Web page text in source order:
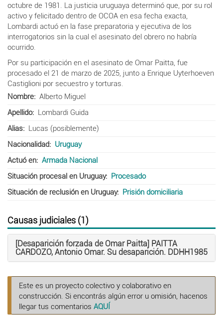
octubre de 1981. La justicia uruguaya determinó que, por su rol
activo y felicitado dentro de OCOA en esa fecha exacta,
Lombardi actuó en la fase preparatoria y ejecutiva de los
interrogatorios sin la cual el asesinato del obrero no habría
ocurrido.
Por su participación en el asesinato de Omar Paitta, fue
procesado el 21 de marzo de 2025, junto a Enrique Uyterhoeven
Castiglioni por secuestro y torturas.
Nombre
Alberto Miguel
Apellido
Lombardi Guida
Alias
Lucas (posiblemente)
Nacionalidad
Uruguay
Actuó en
Armada Nacional
Situación procesal en Uruguay
Procesado
Situación de reclusión en Uruguay
Prisión domiciliaria
Causas judiciales (1)
[Desaparición forzada de Omar Paitta] PAITTA
CARDOZO, Antonio Omar. Su desaparición. DDHH1985
Este es un proyecto colectivo y colaborativo en
construcción. Si encontrás algún error u omisión, hacenos
llegar tus comentarios AQUÍ